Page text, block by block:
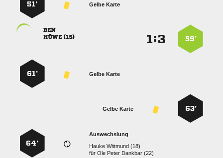
Gelbe Karte
51’
59’
:

 
Gelbe Karte
61’
63’
Gelbe Karte
Auswechslung
  
für   
64’